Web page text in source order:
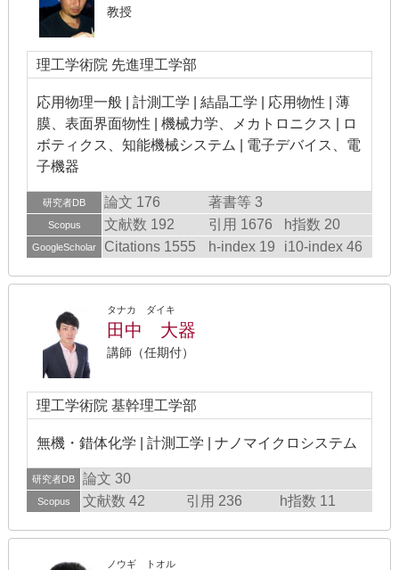
教授
理工学術院 先進理工学部
応用物理一般 | 計測工学 | 結晶工学 | 応用物性 | 薄
膜、表面界面物性 | 機械力学、メカトロニクス | ロ
ボティクス、知能機械システム | 電子デバイス、電
子機器
研究者DB 論文 176 著書等 3
Scopus 文献数 192 引用 1676 h指数 20
GoogleScholar Citations 1555 h-index 19 i10-index 46
タナカ ダイキ
田中 大器
講師（任期付）
理工学術院 基幹理工学部
無機・錯体化学 | 計測工学 | ナノマイクロシステム
研究者DB 論文 30
Scopus 文献数 42 引用 236 h指数 11
ノウギ トオル